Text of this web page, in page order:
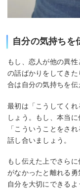
自分の気持ちを
もし、恋人が他の異
の話ばかりをしてき
合は自分の気持ちを伝
最初は「こうしてく
しょう。もし、本当
「こういうことをさ
話し合いましょう。
もし伝えた上でさら
がなかったと離れる勇
自分を大切にできる